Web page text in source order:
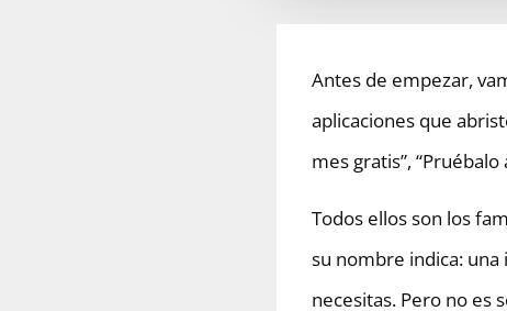
Antes de empezar,
aplicaciones que
mes gratis”,
Todos ellos son los
su nombre indica: una
necesitas. Pero no es